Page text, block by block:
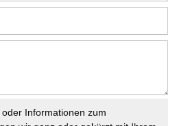
Informationen zum